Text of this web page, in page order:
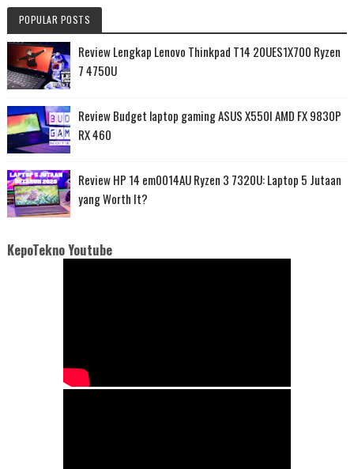
POPULAR POSTS
Review Lengkap Lenovo Thinkpad T14 20UES1X700 Ryzen
7 4750U
Review Budget laptop gaming ASUS X550I AMD FX 9830P
RX 460
Review HP 14 em0014AU Ryzen 3 7320U: Laptop 5 Jutaan
yang Worth It?
KepoTekno Youtube